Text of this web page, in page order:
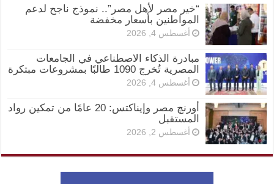
“خير مصر لأهل مصر”.. نموذج ناجح لدعم
المواطنين بأسعار مخفضة
أغسطس 4, 2026
مبادرة الذكاء الاصطناعي في الجامعات
المصرية تُخرج 1090 طالبًا بمشروعات مبتكرة
أغسطس 4, 2026
أورنچ مصر وإيناكتس: 20 عامًا من تمكين رواد
المستقبل
أغسطس 2, 2026